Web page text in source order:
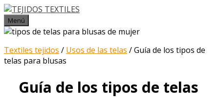
Saltar al contenido
Menú
Textiles tejidos / Usos de las telas /Guía de los tipos de
telas para blusas
Guía de los tipos de telas